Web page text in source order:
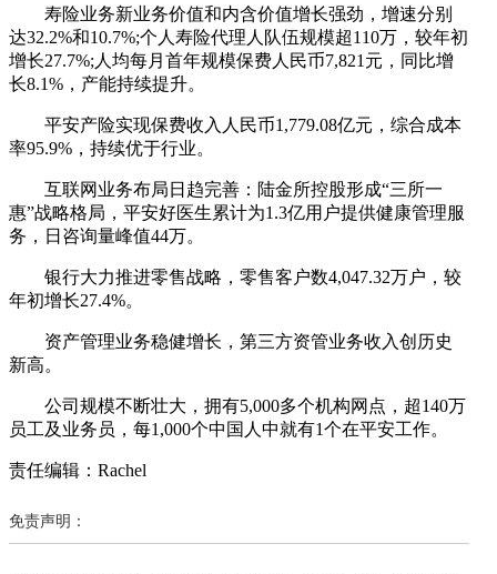
寿险业务新业务价值和内含价值增长强劲，增速分别
达32.2%和10.7%;个人寿险代理人队伍规模超110万，较年初
增长27.7%;人均每月首年规模保费人民币7,821元，同比增
长8.1%，产能持续提升。
平安产险实现保费收入人民币1,779.08亿元，综合成本
率95.9%，持续优于行业。
互联网业务布局日趋完善：陆金所控股形成“三所一
惠”战略格局，平安好医生累计为1.3亿用户提供健康管理服
务，日咨询量峰值44万。
银行大力推进零售战略，零售客户数4,047.32万户，较
年初增长27.4%。
资产管理业务稳健增长，第三方资管业务收入创历史
新高。
公司规模不断壮大，拥有5,000多个机构网点，超140万
员工及业务员，每1,000个中国人中就有1个在平安工作。
责任编辑：Rachel
免责声明：